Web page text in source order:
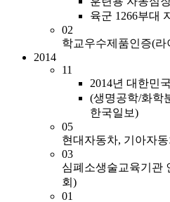
육군 1266부대
02
학교우수제품인증(라
2014
11
2014년 대한민
(생명공학/화학
한국일보)
05
현대자동차, 기아자
03
심폐소생술교육기관
회)
01